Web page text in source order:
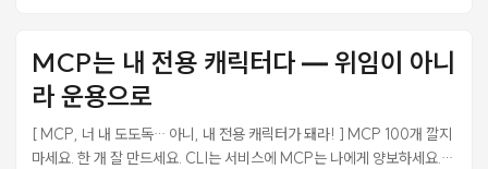
가 어디로 가있는지 reflog 를 5번 들여다봐야 했고, P11 merge 커밋이
엉뚱한 branch 위에 올라가서 reset 했다가, 결국 detached worktree
+ git update-ref 조합으로 우회해서 land 시켰다. 같은 함정에 또 안 빠
지려고 정리한다. ...
MCP는 내 전용 캐릭터다 — 위임이 아니
라 운용으로
[ MCP, 너 내 도도독… 아니, 내 전용 캐릭터가 돼라! ] MCP 100개 깔지
마세요. 한 개 잘 만드세요. CLI는 서비스에 MCP는 나에게 양보하세요.